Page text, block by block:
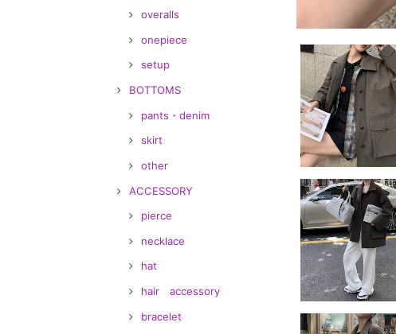
overalls
onepiece
setup
BOTTOMS
pants・denim
skirt
other
ACCESSORY
pierce
necklace
hat
hair accessory
bracelet